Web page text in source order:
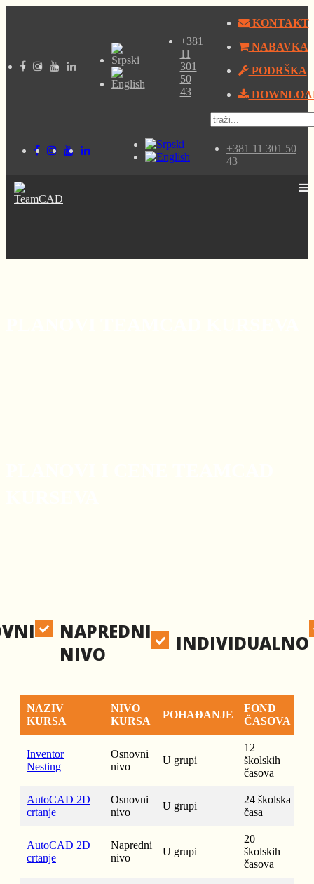
+381
11
301
50
43
KONTAKT
NABAVKA
PODRŠKA
+381 11 301 50
43
NAPREDNI
NIVO
INDIVIDUALNO
NAZIV
KURSA
NIVO
KURSA
POHAĐANJE
FOND
ČASOVA
Inventor
Nesting
Osnovni
nivo
U grupi
12
školskih
časova
AutoCAD 2D
crtanje
Osnovni
nivo
U grupi
24 školska
časa
AutoCAD 2D
crtanje
Napredni
nivo
U grupi
20
školskih
časova